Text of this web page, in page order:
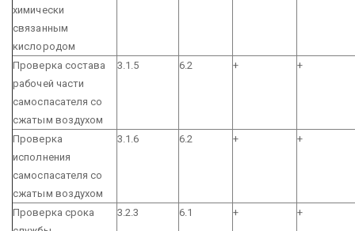
химически
связанным
кислородом
Проверка состава
рабочей части
самоспасателя со
сжатым воздухом
3.1.5 6.2 + +
Проверка
исполнения
самоспасателя со
сжатым воздухом
3.1.6 6.2 + +
Проверка срока
3.2.3 6.1 + +